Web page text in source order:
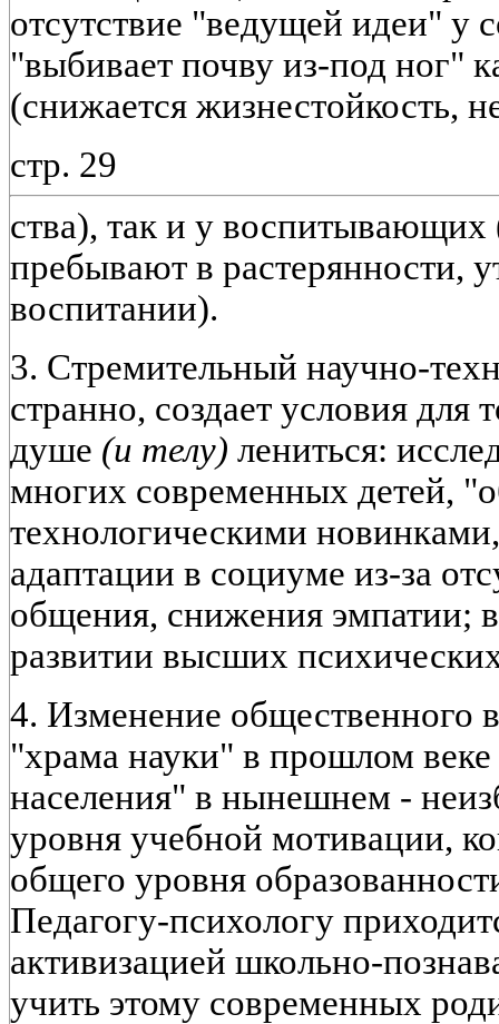
отсутствие "ведущей идеи" у
"выбивает почву из-под ног"
(снижается жизнестойкость,
стр. 29
ства), так и у воспитывающих
пребывают в растерянности,
воспитании).
3. Стремительный научно-
странно, создает условия для
душе (и телу) лениться:
многих современных детей,
технологическими
адаптации в социуме из-за
общения, снижения эмпатии;
развитии высших
4. Изменение общественного
"храма науки" в прошлом
населения" в нынешнем -
уровня учебной мотивации,
общего уровня
Педагогу-психологу
активизацией школьно-
учить этому современных